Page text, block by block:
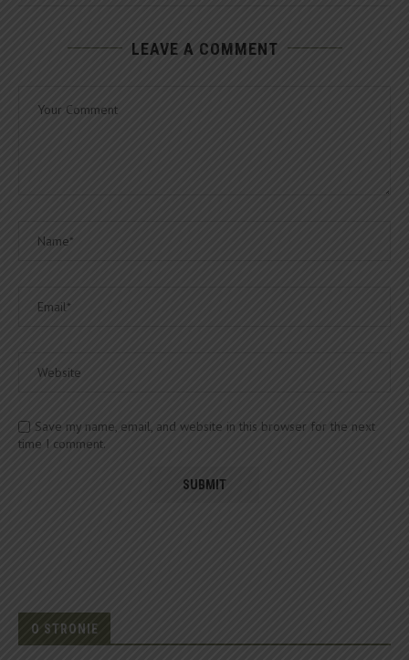
LEAVE A COMMENT
Save my name, email, and website in this browser for the next
time I comment.
O STRONIE